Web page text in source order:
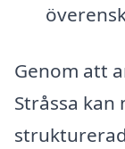
Genom att
Stråssa kan